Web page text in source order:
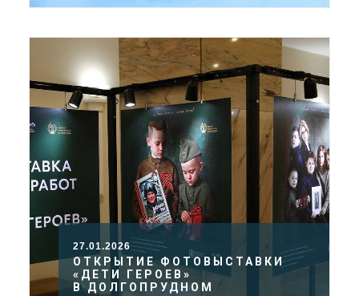
27.01.2026
ОТКРЫТИЕ ФОТОВЫСТАВКИ
«ДЕТИ ГЕРОЕВ»
В ДОЛГОПРУДНОМ